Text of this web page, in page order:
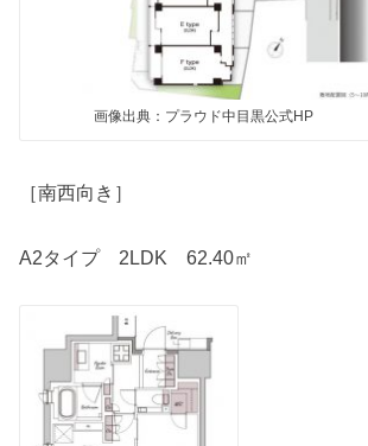
画像出典：プラウド中目黒公式HP
［南西向き］
A2タイプ 2LDK 62.40㎡